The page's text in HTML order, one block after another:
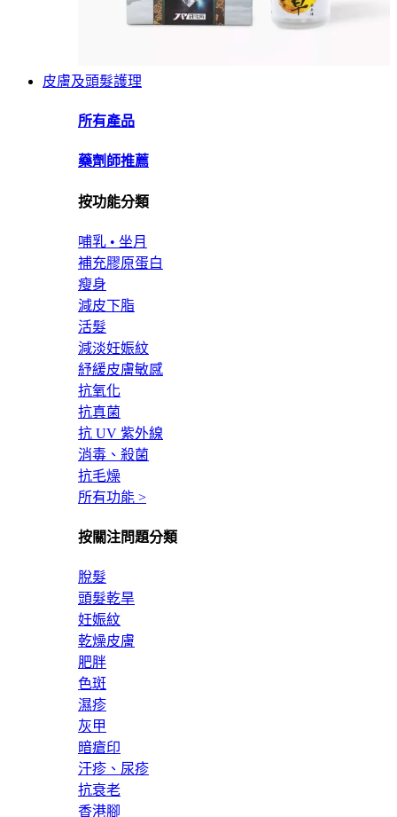
皮膚及頭髮護理
所有產品
藥劑師推薦
按功能分類
哺乳 • 坐月
補充膠原蛋白
瘦身
減皮下脂
活髮
減淡妊娠紋
紓緩皮膚敏感
抗氧化
抗真菌
抗 UV 紫外線
消毒、殺菌
抗毛燥
所有功能 >
按關注問題分類
脫髮
頭髮乾旱
妊娠紋
乾燥皮膚
肥胖
色斑
濕疹
灰甲
暗瘡印
汗疹、尿疹
抗衰老
香港腳